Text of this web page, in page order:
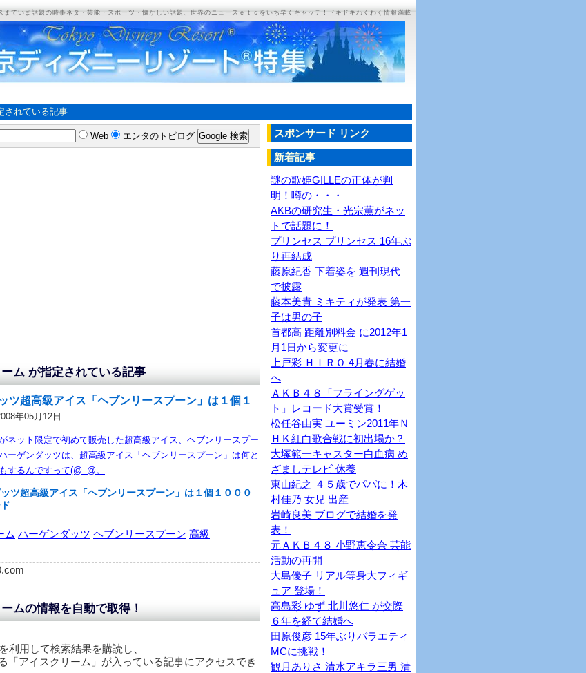
でいま話題の時事ネタ・芸能・スポーツ・懐かしい話題、世界のニュースｅｔｃをいち早くキャッチ！ドキドキわくわく情報満載
されている記事
ム が指定されている記事
ツ超高級アイス「ヘブンリースプーン」は１個１
年05月12日
ネット限定で初めて販売した超高級アイス、ヘブンリースプー
ーゲンダッツは、超高級アイス「ヘブンリースプーン」は何と
するんですって(@_@。
ツ超高級アイス「ヘブンリースプーン」は１個１０００
ム ハーゲンダッツ ヘブンリースプーン 高級
ムの情報を自動で取得！
利用して検索結果を購読し、
「アイスクリーム 」が入っている記事にアクセスでき
Web エンタのトピログ スポンサード リンク
新着記事
謎の歌姫GILLEの正体が判
明！噂の・・・
AKBの研究生・光宗薫がネッ
トで話題に！
プリンセス プリンセス 16年ぶ
り再結成
藤原紀香 下着姿を 週刊現代
で披露
藤本美貴 ミキティが発表 第一
子は男の子
首都高 距離別料金 に2012年1
月1日から変更に
上戸彩 ＨＩＲＯ 4月春に結婚
へ
ＡＫＢ４８「フライングゲッ
ト」レコード大賞受賞！
松任谷由実 ユーミン2011年Ｎ
ＨＫ紅白歌合戦に初出場か？
大塚範一キャスター白血病 め
ざましテレビ 休養
東山紀之 ４５歳でパパに！木
村佳乃 女児 出産
岩崎良美 ブログで結婚を発
表！
元ＡＫＢ４８ 小野恵令奈 芸能
活動の再開
大島優子 リアル等身大フィギ
ュア 登場！
高島彩 ゆず 北川悠仁 が交際
６年を経て結婚へ
田原俊彦 15年ぶりバラエティ
MCに挑戦！
観月ありさ 清水アキラ三男 清